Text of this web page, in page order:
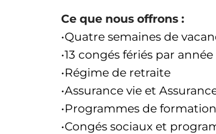
Ce que nous offrons :
•Quatre semaines de
•13 congés fériés par année
•Régime de retraite
•Assurance vie et
•Programmes de
•Congés sociaux et